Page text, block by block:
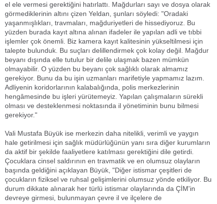
el ele vermesi gerektiğini hatırlattı. Mağdurları sayı ve dosya olarak
görmediklerinin altını çizen Yeldan, şunları söyledi: "Oradaki
yaşanmışlıkları, travmaları, mağduriyetleri de hissediyoruz. Bu
yüzden burada kayıt altına alınan ifadeler ile yapılan adli ve tıbbi
işlemler çok önemli. Biz kamera kayıt kalitesinin yükseltilmesi için
talepte bulunduk. Bu suçları delillendirmek çok kolay değil. Mağdur
beyanı dışında elle tutulur bir delile ulaşmak bazen mümkün
olmayabilir. O yüzden bu beyanı çok sağlıklı olarak almamız
gerekiyor. Bunu da bu işin uzmanları marifetiyle yapmamız lazım.
Adliyenin koridorlarının kalabalığında, polis merkezlerinin
hengâmesinde bu işleri yürütemeyiz. Yapılan çalışmaların sürekli
olması ve desteklenmesi noktasında il yönetiminin bunu bilmesi
gerekiyor."
Vali Mustafa Büyük ise merkezin daha nitelikli, verimli ve yaygın
hale getirilmesi için sağlık müdürlüğünün yanı sıra diğer kurumların
da aktif bir şekilde faaliyetlere katılması gerektiğini dile getirdi.
Çocuklara cinsel saldırının en travmatik ve en olumsuz olayların
başında geldiğini açıklayan Büyük, "Diğer istismar çeşitleri de
çocukların fiziksel ve ruhsal gelişimlerini olumsuz yönde etkiliyor. Bu
durum dikkate alınarak her türlü istismar olaylarında da ÇİM'in
devreye girmesi, bulunmayan çevre il ve ilçelere de